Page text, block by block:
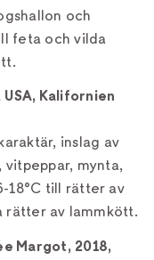
och
feta och vilda
Kalifornien
inslag av
vitpeppar, mynta,
18°C till rätter av
rätter av lammkött.
Margot, 2018,